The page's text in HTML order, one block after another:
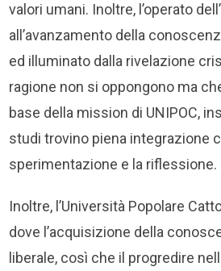
valori umani. Inoltre, l’operato
all’avanzamento della
ed illuminato dalla rivelazione
ragione non si oppongono ma
base della mission di UNIPOC,
studi trovino piena integrazione
sperimentazione e la riflessione.
Inoltre, l’Università Popolare
dove l’acquisizione della
liberale, così che il progredire